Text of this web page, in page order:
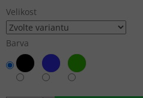
Velikost
Barva